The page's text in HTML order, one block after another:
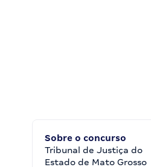
Sobre o concurso
Tribunal de Justiça do
Estado de Mato Grosso